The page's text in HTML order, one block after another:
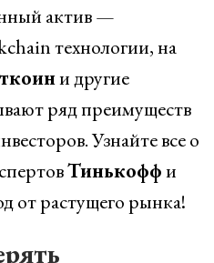
актив —
технологии, на
и другие
ряд преимуществ
Узнайте все о
Тинькоффи
от растущего рынка!